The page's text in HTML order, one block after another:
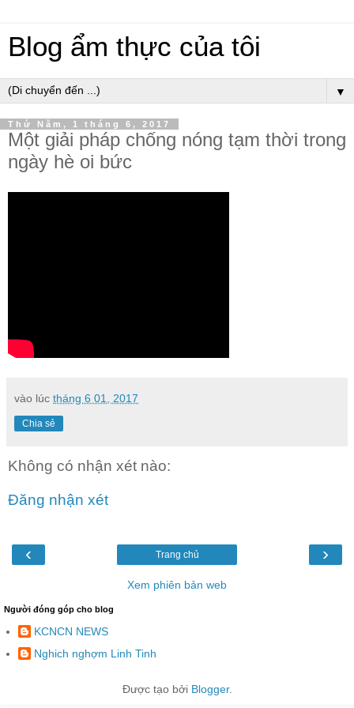
Blog ẩm thực của tôi
▼
Thứ Năm, 1 tháng 6, 2017
Một giải pháp chống nóng tạm thời trong
ngày hè oi bức
vào lúc tháng 6 01, 2017
Chia sẻ
Không có nhận xét nào:
Đăng nhận xét
‹ ›
Trang chủ
Xem phiên bản web
Người đóng góp cho blog
KCNCN NEWS
Nghich nghợm Linh Tinh
Được tạo bởi Blogger.